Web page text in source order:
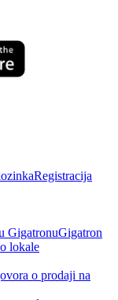
Registracija
GigatronuGigatron
lokale
o prodaji na